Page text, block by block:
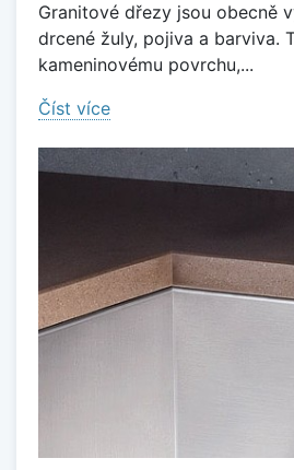
Granitové dřezy jsou obecně
drcené žuly, pojiva a barviva.
kameninovému povrchu,...
Číst více